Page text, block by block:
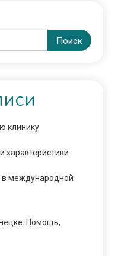
Поиск
клинику
характеристики
международной
Помощь,